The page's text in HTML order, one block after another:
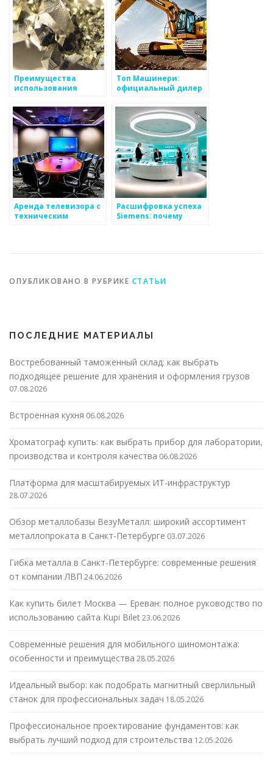
Преимущества
использования
строительстве: обзор
основных
преимуществ
Топ Машинери:
официальный дилер
спецтехники и
запасных частей
Аренда телевизора с
техническим
Расшифровка успеха
Siemens: почему
ОПУБЛИКОВАНО В РУБРИКЕ СТАТЬИ
ПОСЛЕДНИЕ МАТЕРИАЛЫ
Востребованный таможенный склад: как выбрать
подходящее решение для хранения и оформления грузов
07.08.2026
Встроенная кухня 06.08.2026
Хроматограф купить: как выбрать прибор для лаборатории,
производства и контроля качества 06.08.2026
Платформа для масштабируемых ИТ-инфраструктур
28.07.2026
Обзор металлобазы ВезуМеталл: широкий ассортимент
металлопроката в Санкт-Петербурге 03.07.2026
Гибка металла в Санкт-Петербурге: современные решения
от компании ЛВП 24.06.2026
Как купить билет Москва — Ереван: полное руководство по
использованию сайта Kupi Bilet23.06.2026
Современные решения для мобильного шиномонтажа:
особенности и преимущества 28.05.2026
Идеальный выбор: как подобрать магнитный сверлильный
станок для профессиональных задач 18.05.2026
Профессиональное проектирование фундаментов: как
выбрать лучший подход для строительства 12.05.2026